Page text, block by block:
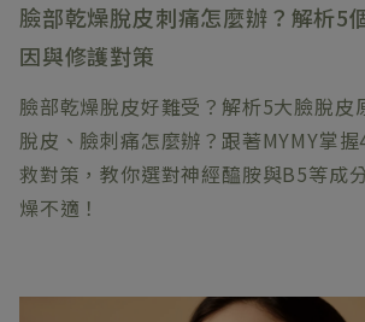
臉部乾燥脫皮刺痛怎麼辦？解析5
因與修護對策
臉部乾燥脫皮好難受？解析5大臉脫皮
脫皮、臉刺痛怎麼辦？跟著MYMY掌
救對策，教你選對神經醯胺與B5等成
燥不適！